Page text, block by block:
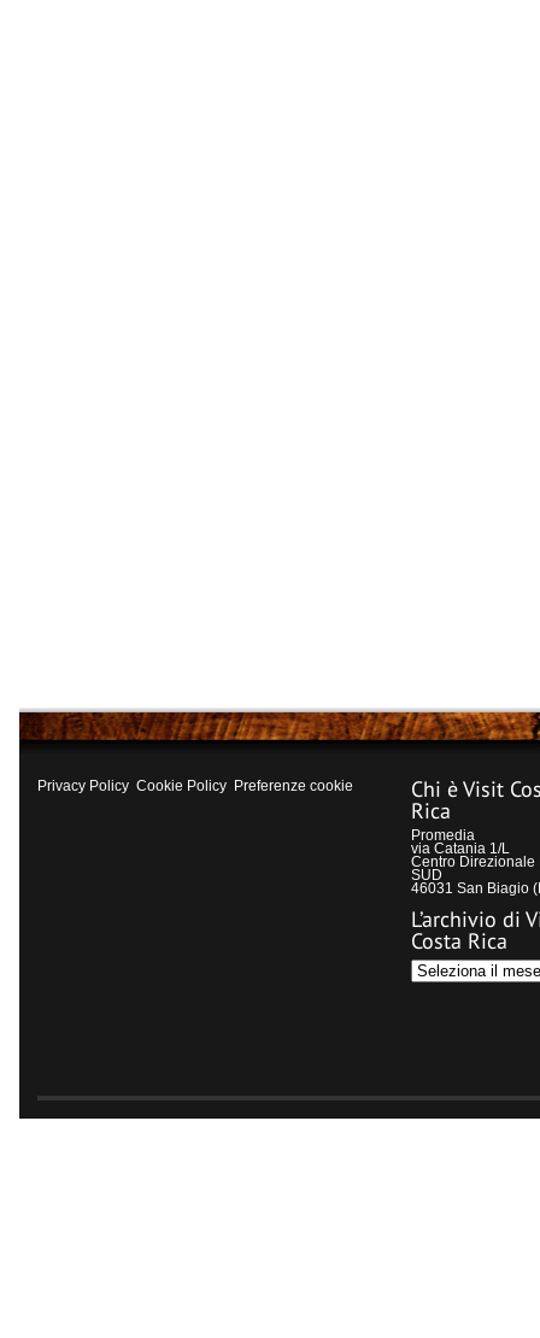
Privacy Policy Cookie Policy Preferenze cookie Chi è Visit
Rica
Promedia
via Catania 1/L
Centro Direzionale
SUD
46031 San Biagio
L’archivio di
Costa Rica
L’archivio
di